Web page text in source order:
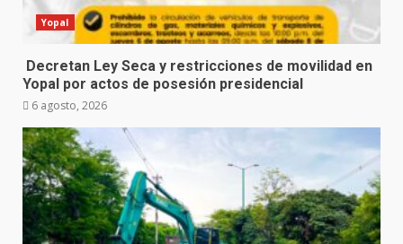
Yopal
Decretan Ley Seca y restricciones de movilidad en
Yopal por actos de posesión presidencial
6 agosto, 2026